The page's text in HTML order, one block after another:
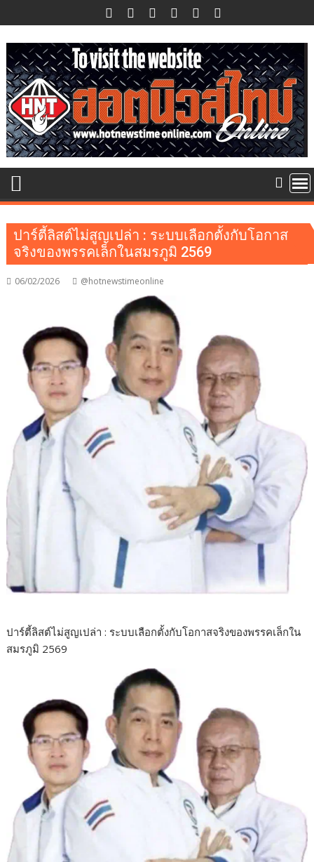
to
content
ปาร์ตี้ลิสต์ไม่สูญเปล่า : ระบบเลือกตั้งกับโอกาส
จริงของพรรคเล็กในสมรภูมิ 2569
06/02/2026 @hotnewstimeonline
ปาร์ตี้ลิสต์ไม่สูญเปล่า : ระบบเลือกตั้งกับโอกาสจริงของพรรคเล็กใน
สมรภูมิ 2569